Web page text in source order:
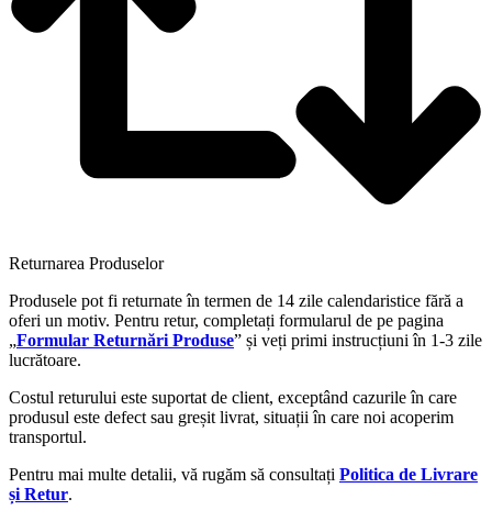
Returnarea Produselor
Produsele pot fi returnate în termen de 14 zile calendaristice fără a
oferi un motiv. Pentru retur, completați formularul de pe pagina
„Formular Returnări Produse” și veți primi instrucțiuni în 1-3 zile
lucrătoare.
Costul returului este suportat de client, exceptând cazurile în care
produsul este defect sau greșit livrat, situații în care noi acoperim
transportul.
Pentru mai multe detalii, vă rugăm să consultați Politica de Livrare
și Retur.